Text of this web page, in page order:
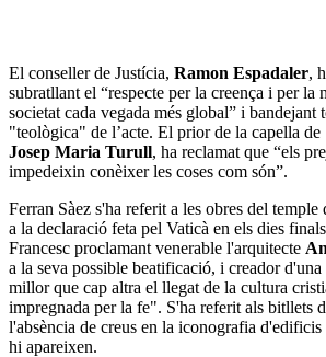
El conseller de Justícia, Ramon Espadaler,
subratllant el “respecte per la creença i per la
societat cada vegada més global” i bandejant
"teològica" de l’acte. El prior de la capella de
Josep Maria Turull, ha reclamat que “els
impedeixin conèixer les coses com són”.
Ferran Sàez s'ha referit a les obres del
a la declaració feta pel Vaticà en els dies
Francesc proclamant venerable l'arquitecte
a la seva possible beatificació, i creador
millor que cap altra el llegat de la cultura
impregnada per la fe". S'ha referit als bitllets
l'absència de creus en la iconografia
hi apareixen.